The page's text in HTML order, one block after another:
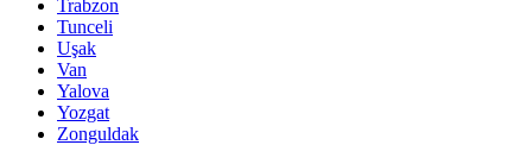
Trabzon
Tunceli
Uşak
Van
Yalova
Yozgat
Zonguldak